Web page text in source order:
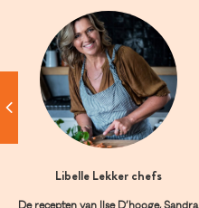
Libelle Lekker chefs